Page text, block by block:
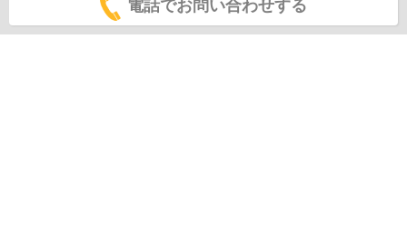
電話でお問い合わせする